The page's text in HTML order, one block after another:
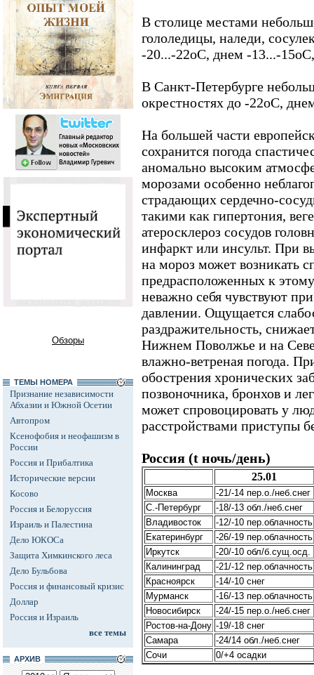
Обзоры
ТЕМЫ НОМЕРА
Признание независимости
Абхазии и Южной Осетии
Автопром
Ксенофобия и неофашизм в
России
Россия и Прибалтика
Исторические версии
Косово
Россия и Белоруссия
Израиль и Палестина
Дело ЮКОСа
Защита Химкинского леса
Дело Бульбова
Россия и финансовый кризис
Доллар
Россия и Израиль
все темы
АРХИВ
В столице местами
гололедицы, наледи,
-20...-22оС, днем -13...-
В Санкт-Петербурге
окрестностях до -22оС,
На большей части
сохранится погода
аномально высоким
морозами особенно
страдающих сердечно-
такими как гипертония,
атеросклероз сосудов
инфаркт или инсульт. При
на мороз может возникать
предрасположенных к
неважно себя чувствуют
давлении. Ощущается
раздражительность,
Нижнем Поволжье и на
влажно-ветреная погода.
обострения хронических
позвоночника, бронхов и
может спровоцировать у
расстройствами приступы
Россия (t ночь/день)
25.01
Москва
-21/-14 пер.о./неб.снег
С.-Петербург
-18/-13 обл./неб.снег
Владивосток
-12/-10 пер.облачность
Екатеринбург
-26/-19 пер.облачность
Иркутск
-20/-10 обл/б.сущ.осд.
Калининград
-21/-12 пер.облачность
Красноярск
-14/-10 снег
Мурманск
-16/-13 пер.облачность
Новосибирск
-24/-15 пер.о./неб.снег
Ростов-на-Дону -19/-18 снег
Самара
-24/14 обл./неб.снег
Сочи
0/+4 осадки